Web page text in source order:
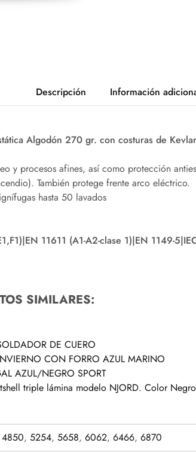
Descripción Información
Algodón 270 gr. con costuras de
y procesos afines, así como protección
También protege frente arco eléctrico.
hasta 50 lavados
11611 (A1-A2-clase 1)|EN 1149-
SIMILARES:
DE CUERO
CON FORRO AZUL MARINO
AZUL/NEGRO SPORT
triple lámina modelo NJORD. Color
4850, 5254, 5658, 6062, 6466, 6870